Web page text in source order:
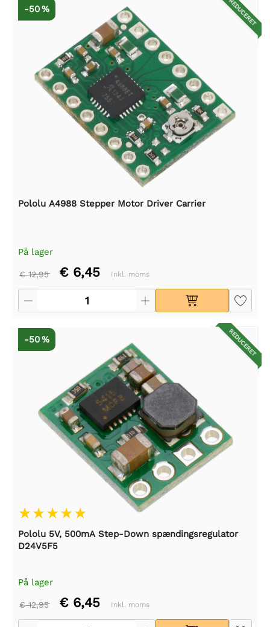
REDUCERET
-50 %
Pololu A4988 Stepper Motor Driver Carrier
På lager
€ 12,95 € 6,45 Inkl. moms
REDUCERET
-50 %
Pololu 5V, 500mA Step-Down spændingsregulator
D24V5F5
På lager
€ 12,95 € 6,45 Inkl. moms